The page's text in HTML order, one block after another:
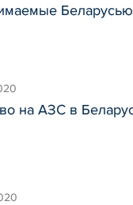
на АЗС в